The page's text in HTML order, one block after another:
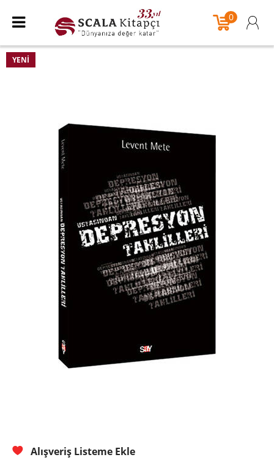
0
YENI
Alışveriş Listeme Ekle